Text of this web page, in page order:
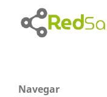
Navegar